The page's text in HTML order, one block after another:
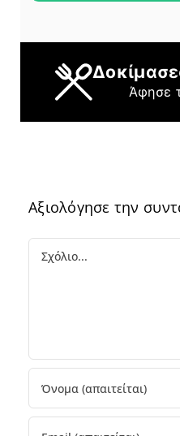
Άφησε
Αξιολόγησε την
Comment